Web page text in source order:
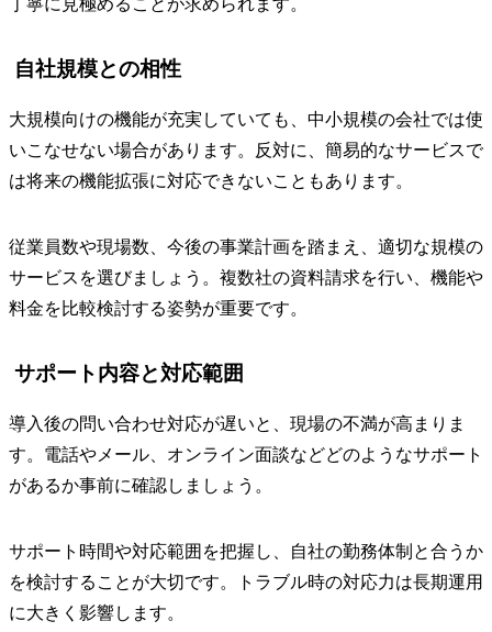
丁寧に見極めることが求められます。
自社規模との相性
大規模向けの機能が充実していても、中小規模の会社では使
いこなせない場合があります。反対に、簡易的なサービスで
は将来の機能拡張に対応できないこともあります。
従業員数や現場数、今後の事業計画を踏まえ、適切な規模の
サービスを選びましょう。複数社の資料請求を行い、機能や
料金を比較検討する姿勢が重要です。
サポート内容と対応範囲
導入後の問い合わせ対応が遅いと、現場の不満が高まりま
す。電話やメール、オンライン面談などどのようなサポート
があるか事前に確認しましょう。
サポート時間や対応範囲を把握し、自社の勤務体制と合うか
を検討することが大切です。トラブル時の対応力は長期運用
に大きく影響します。